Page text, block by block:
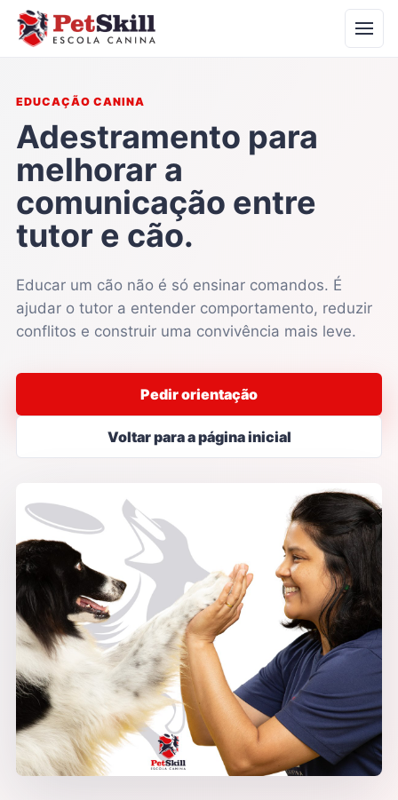
EDUCAÇÃO CANINA
Adestramento para
melhorar a
comunicação entre
tutor e cão.
Educar um cão não é só ensinar comandos. É
ajudar o tutor a entender comportamento, reduzir
conflitos e construir uma convivência mais leve.
Pedir orientação
Voltar para a página inicial